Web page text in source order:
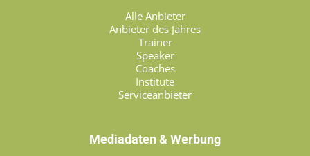
Alle Anbieter
Anbieter des Jahres
Trainer
Speaker
Coaches
Institute
Serviceanbieter
Mediadaten & Werbung